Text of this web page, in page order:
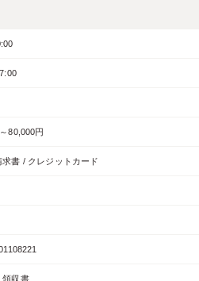
80,000円
求書 / クレジットカード
領収書